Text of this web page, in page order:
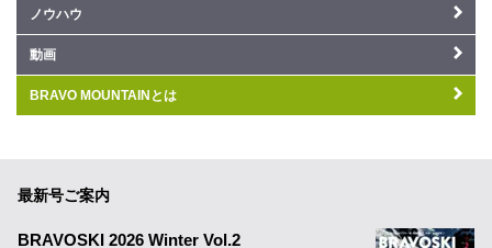
ノウハウ
動画
BRAVO MOUNTAINとは
最新号ご案内
BRAVOSKI 2026 Winter Vol.2